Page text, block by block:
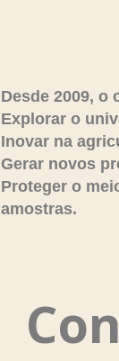
Desde 2009, o
Explorar o
Inovar na
Gerar novos
Proteger o
amostras.